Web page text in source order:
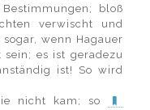
bloß
verwischt und
wenn Hagauer
es ist geradezu
ist! So wird
nicht kam; so